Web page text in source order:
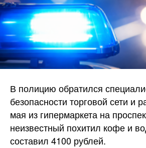
В полицию обратился
безопасности торговой сети и
мая из гипермаркета на
неизвестный похитил кофе и
составил 4100 рублей.